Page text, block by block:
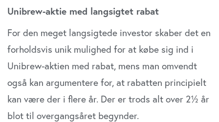
Unibrew-aktie med langsigtet rabat
For den meget langsigtede investor skaber det en
forholdsvis unik mulighed for at købe sig ind i
Unibrew-aktien med rabat, mens man omvendt
også kan argumentere for, at rabatten principielt
kan være der i flere år. Der er trods alt over 2½ år
blot til overgangsåret begynder.